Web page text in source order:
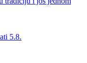
5.8.